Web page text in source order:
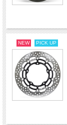
NEW PICK UP